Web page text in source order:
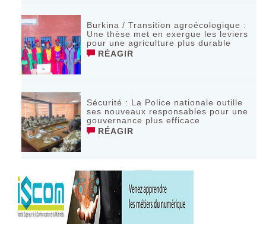
Burkina / Transition agroécologique :
Une thèse met en exergue les leviers
pour une agriculture plus durable
RÉAGIR
Sécurité : La Police nationale outille
ses nouveaux responsables pour une
gouvernance plus efficace
RÉAGIR